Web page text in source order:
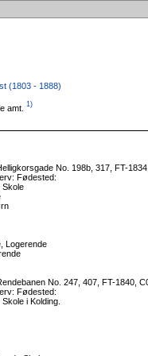
(1803 - 1888)
amt. 1)
No. 198b, 317, FT-
Fødested:
Skole
Logerende
No. 247, 407, FT-1840,
Fødested:
i Kolding.